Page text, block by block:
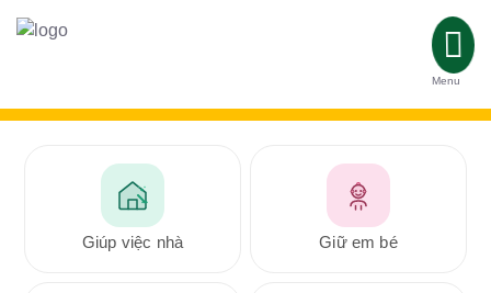
Menu
Giúp việc nhà Giữ em bé